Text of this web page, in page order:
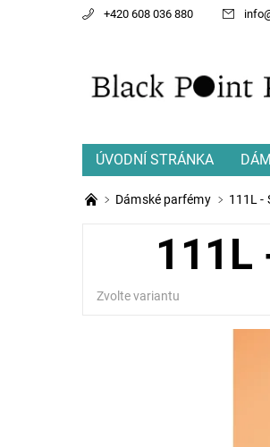
+420 608 036 880 info
ÚVODNÍ STRÁNKA
Dámské parfémy 111L -
111L
Zvolte variantu